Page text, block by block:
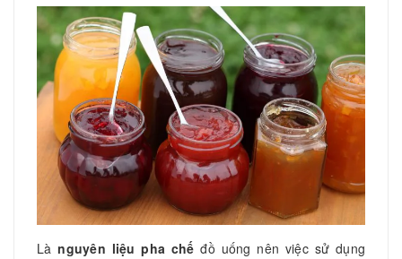
Lànguyên liệu pha chế đồ uống nên việc sử dụng